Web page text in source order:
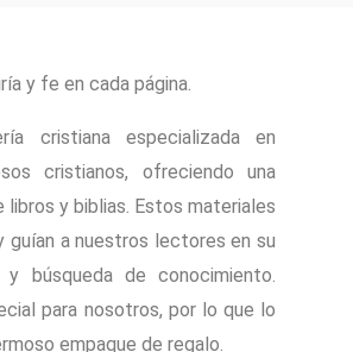
y fe en cada página.
cristiana especializada en
cristianos, ofreciendo una
libros y biblias. Estos materiales
guían a nuestros lectores en su
y búsqueda de conocimiento.
para nosotros, por lo que lo
empaque de regalo.